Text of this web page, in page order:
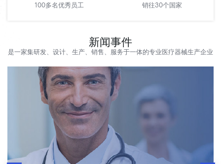
100多名优秀员工 销往30个国家
新闻事件
是一家集研发、设计、生产、销售、服务于一体的专业医疗器械生产企业